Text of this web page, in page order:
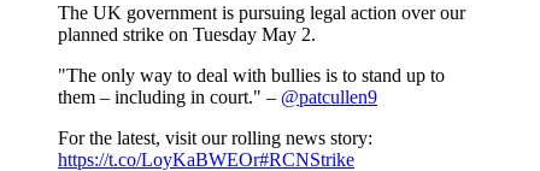
The UK government is pursuing legal action over our
planned strike on Tuesday May 2.
"The only way to deal with bullies is to stand up to
them – including in court." – @patcullen9
For the latest, visit our rolling news story:
https://t.co/LoyKaBWEOr#RCNStrike